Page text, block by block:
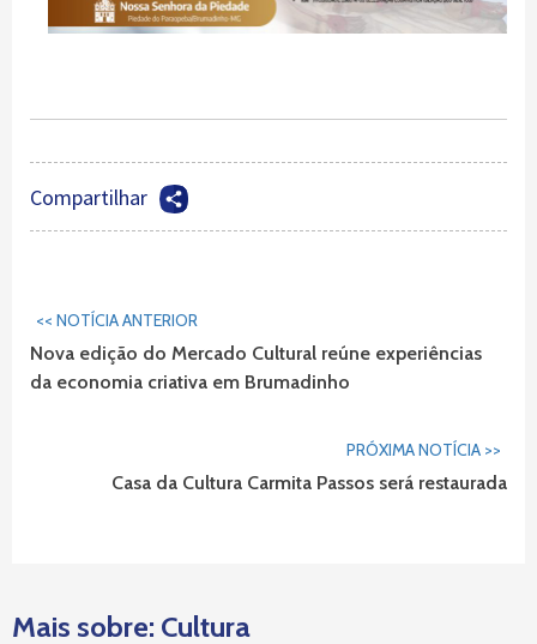
Compartilhar
Continuar
Lendo...
<< NOTÍCIA ANTERIOR
Nova edição do Mercado Cultural reúne experiências
da economia criativa em Brumadinho
PRÓXIMA NOTÍCIA >>
Casa da Cultura Carmita Passos será restaurada
Mais sobre: Cultura